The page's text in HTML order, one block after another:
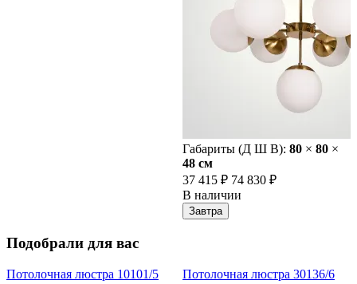
Габариты (Д Ш В): 80 × 80 ×
48 cм
37 415 ₽ 74 830 ₽
В наличии
Завтра
Подобрали для вас
Потолочная люстра 10101/5 Потолочная люстра 30136/6